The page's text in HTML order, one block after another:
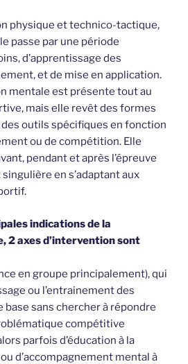
physique et technico-tactique,
passe par une période
d’apprentissage des
et de mise en application.
mentale est présente tout au
mais elle revêt des formes
outils spécifiques en fonction
ou de compétition. Elle
pendant et après l’épreuve
en s’adaptant aux
indications de la
2 axes d’intervention sont
en groupe principalement), qui
ou l’entrainement des
sans chercher à répondre
compétitive
parfois d’éducation à la
d’accompagnement mental à